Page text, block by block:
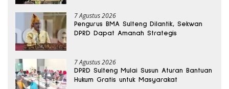
7 Agustus 2026
Pengurus BMA Sulteng Dilantik, Sekwan
DPRD Dapat Amanah Strategis
7 Agustus 2026
DPRD Sulteng Mulai Susun Aturan Bantuan
Hukum Gratis untuk Masyarakat